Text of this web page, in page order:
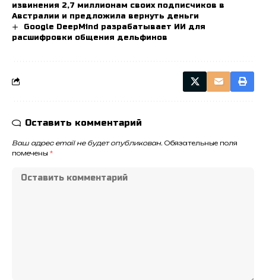
извинения 2,7 миллионам своих подписчиков в
Австралии и предложила вернуть деньги
Google DeepMind разрабатывает ИИ для
расшифровки общения дельфинов
Оставить комментарий
Ваш адрес email не будет опубликован. Обязательные поля
помечены *